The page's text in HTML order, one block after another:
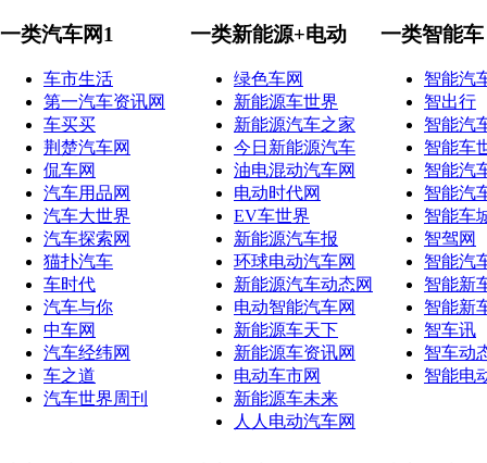
一类汽车网1
车市生活
第一汽车资讯网
车买买
荆楚汽车网
侃车网
汽车用品网
汽车大世界
汽车探索网
猫扑汽车
车时代
汽车与你
中车网
汽车经纬网
车之道
汽车世界周刊
一类新能源+电动
绿色车网
新能源车世界
新能源汽车之家
今日新能源汽车
油电混动汽车网
电动时代网
EV车世界
新能源汽车报
环球电动汽车网
新能源汽车动态网
电动智能汽车网
新能源车天下
新能源车资讯网
电动车市网
新能源车未来
人人电动汽车网
一类智能车
智能汽
智出行
智能汽
智能车
智能汽
智能汽
智能车
智驾网
智能汽
智能新
智能新
智车讯
智车动
智能电